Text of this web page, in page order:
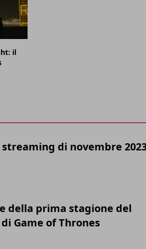
il
di novembre
della prima stagione del
Game of Thrones